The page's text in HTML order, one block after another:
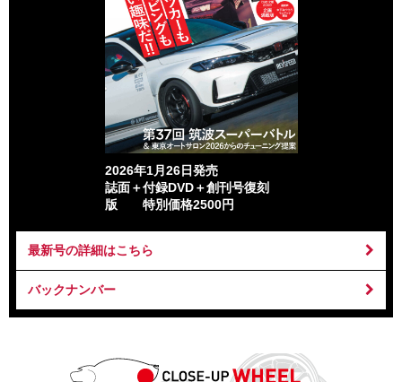
2026年1月26日発売
誌面＋付録DVD＋創刊号復刻
版 特別価格2500円
最新号の詳細はこちら
バックナンバー